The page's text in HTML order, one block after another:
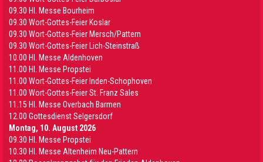
09.30 HI. Messe Bourheim
09.30 Wort-Gottes-Feier Koslar
09.30 Wort-Gottes-Feier Mersch/Pattern
09.30 Wort-Gottes-Feier Lich-Steinstraß
10.00 Hl. Messe Aldenhoven
11.00 Hl. Messe Propstei
11.00 Wort-Gottes-Feier Inden-Schophoven
11.00 Wort-Gottes-Feier St. Franz Sales
11.15 Hl. Messe Overbach Barmen
12.00 Gottesdienst Selgersdorf
Montag, 10. August 2026
09.30 Hl. Messe Propstei
10.30 Hl. Messe Altenheim Neu-Pattern